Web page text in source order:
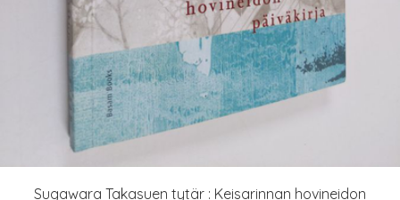
Sugawara Takasuen tytär : Keisarinnan hovineidon